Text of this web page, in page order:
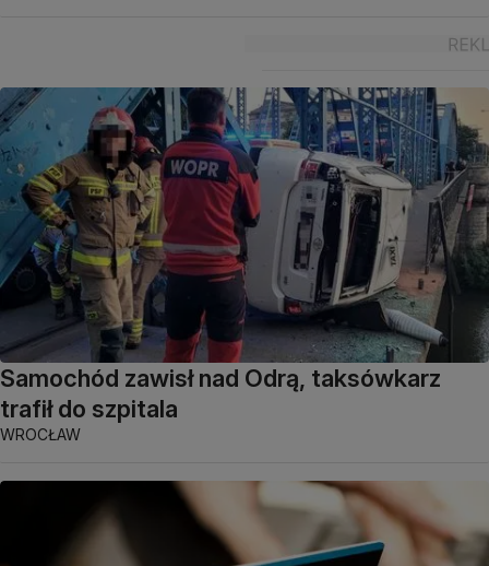
Samochód zawisł nad Odrą, taksówkarz
trafił do szpitala
WROCŁAW